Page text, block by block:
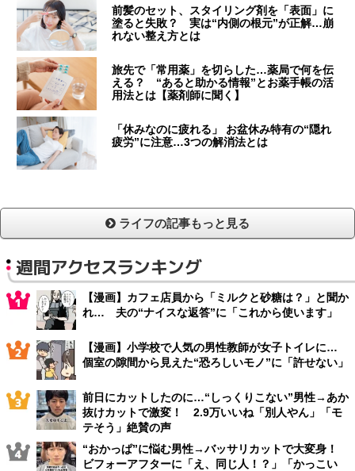
前髪のセット、スタイリング剤を「表面」に
塗ると失敗？ 実は“内側の根元”が正解…崩
れない整え方とは
旅先で「常用薬」を切らした…薬局で何を伝
える？ “あると助かる情報”とお薬手帳の活
用法とは【薬剤師に聞く】
「休みなのに疲れる」 お盆休み特有の“隠れ
疲労”に注意…3つの解消法とは
ライフの記事もっと見る
週間アクセスランキング
【漫画】カフェ店員から「ミルクと砂糖は？」と聞か
れ… 夫の“ナイスな返答”に「これから使います」
【漫画】小学校で人気の男性教師が女子トイレに…
個室の隙間から見えた“恐ろしいモノ”に「許せない」
前日にカットしたのに…“しっくりこない”男性→あか
抜けカットで激変！ 2.9万いいね「別人やん」「モ
テそう」絶賛の声
“おかっぱ”に悩む男性→バッサリカットで大変身！
ビフォーアフターに「え、同じ人！？」「かっこい